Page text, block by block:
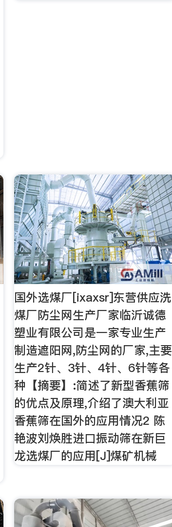
国外选煤厂[ixaxsr]东营供应洗
煤厂防尘网生产厂家临沂诚德
塑业有限公司是一家专业生产
制造遮阳网,防尘网的厂家,主要
生产2针、3针、4针、6针等各
种【摘要】:简述了新型香蕉筛
的优点及原理,介绍了澳大利亚
香蕉筛在国外的应用情况2 陈
艳波刘焕胜进口振动筛在新巨
龙选煤厂的应用[J]煤矿机械